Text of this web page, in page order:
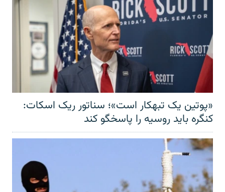
«پوتین یک تبهکار است»؛ سناتور ریک اسکات:
کنگره باید روسیه را پاسخگو کند